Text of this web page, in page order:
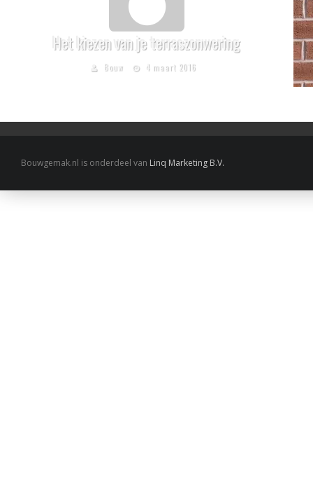
Het kiezen van je terraszonwering
Bouw 4 maart 2016
Bouwgemak.nl is onderdeel van Linq Marketing B.V.